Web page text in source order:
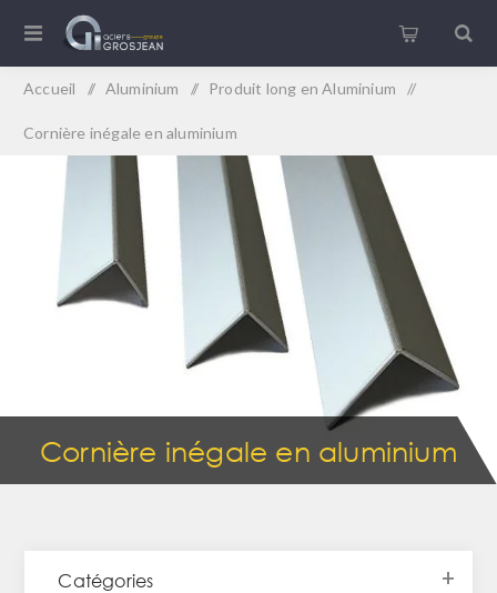
Accueil / Aluminium / Produit long en Aluminium /
Cornière inégale en aluminium
Cornière inégale en aluminium
Catégories